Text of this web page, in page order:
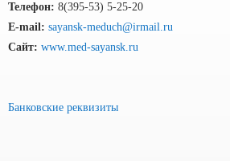
Телефон: 8(395-53) 5-25-20
E-mail: sayansk-meduch@irmail.ru
Сайт: www.med-sayansk.ru
Банковские реквизиты